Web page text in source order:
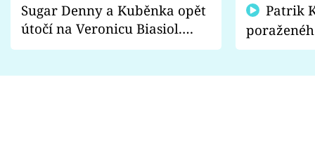
Sugar Denny a Kuběnka opět
útočí na Veronicu Biasiol.
Proč je podle nich falešná a
fanoušci